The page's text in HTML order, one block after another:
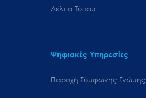
Δελτία Τύπου
Ψηφιακές Υπηρεσίες
Παροχή Σύμφωνης Γνώμης